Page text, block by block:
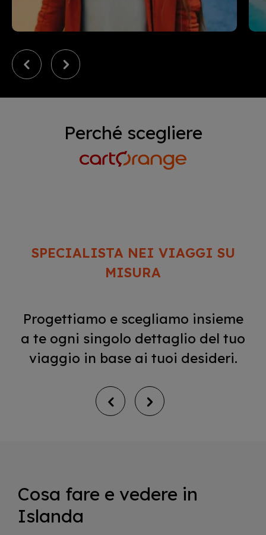
Perché scegliere
SPECIALISTA NEI VIAGGI SU
MISURA
Progettiamo e scegliamo insieme
a te ogni singolo dettaglio del tuo
viaggio in base ai tuoi desideri.
Cosa fare e vedere in
Islanda